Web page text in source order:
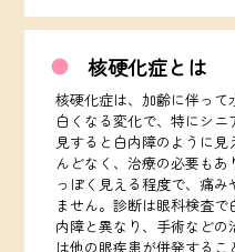
核硬化症とは
核硬化症は、加齢に伴って
白くなる変化で、特にシ
見すると白内障のように
んどなく、治療の必要も
っぽく見える程度で、痛
ません。診断は眼科検査
内障と異なり、手術など
は他の眼疾患が併発する